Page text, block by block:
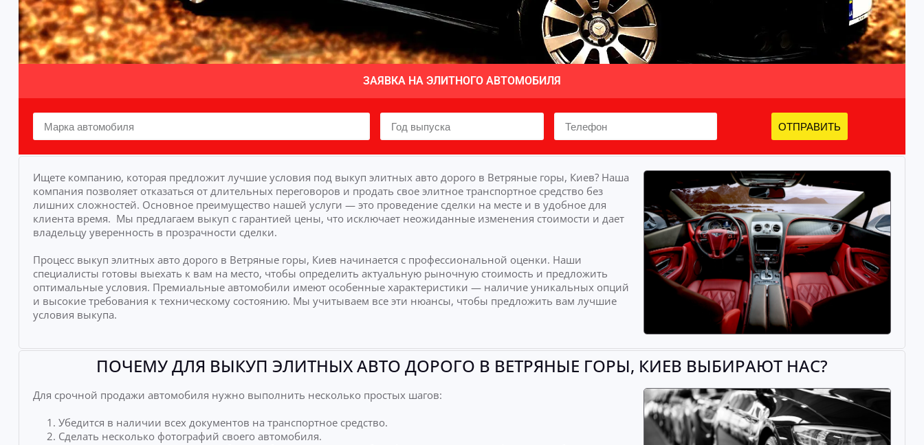
ЗАЯВКА НА ЭЛИТНОГО АВТОМОБИЛЯ
ОТПРАВИТЬ
Ищете компанию, которая предложит лучшие условия под выкуп элитных авто дорого в Ветряные горы, Киев? Наша
компания позволяет отказаться от длительных переговоров и продать свое элитное транспортное средство без
лишних сложностей. Основное преимущество нашей услуги — это проведение сделки на месте и в удобное для
клиента время. Мы предлагаем выкуп с гарантией цены, что исключает неожиданные изменения стоимости и дает
владельцу уверенность в прозрачности сделки.
Процесс выкуп элитных авто дорого в Ветряные горы, Киев начинается с профессиональной оценки. Наши
специалисты готовы выехать к вам на место, чтобы определить актуальную рыночную стоимость и предложить
оптимальные условия. Премиальные автомобили имеют особенные характеристики — наличие уникальных опций
и высокие требования к техническому состоянию. Мы учитываем все эти нюансы, чтобы предложить вам лучшие
условия выкупа.
ПОЧЕМУ ДЛЯ ВЫКУП ЭЛИТНЫХ АВТО ДОРОГО В ВЕТРЯНЫЕ ГОРЫ, КИЕВ ВЫБИРАЮТ НАС?
Для срочной продажи автомобиля нужно выполнить несколько простых шагов:
Убедится в наличии всех документов на транспортное средство.
Сделать несколько фотографий своего автомобиля.